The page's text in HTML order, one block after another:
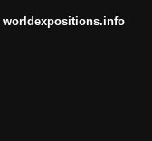
worldexpositions.info